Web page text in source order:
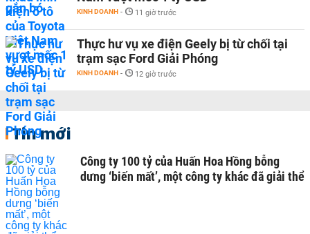
KINH DOANH - 11 giờ trước
Thực hư vụ xe điện Geely bị từ chối tại
trạm sạc Ford Giải Phóng
KINH DOANH - 12 giờ trước
Tin mới
Công ty 100 tỷ của Huấn Hoa Hồng bỗng
dưng ‘biến mất’, một công ty khác đã giải thể